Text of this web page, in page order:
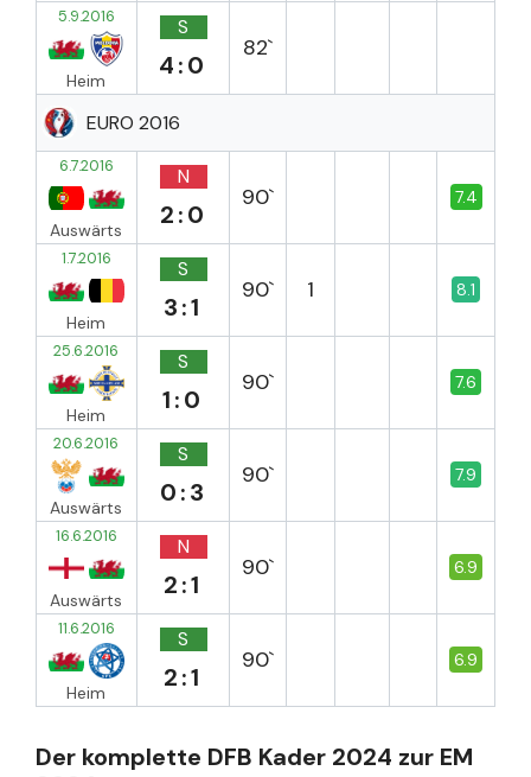
5.9.2016
Heim
S
4:0
82`
EURO 2016
6.7.2016
Auswärts
N
2:0
90` 7.4
1.7.2016
Heim
S
3:1
90` 1 8.1
25.6.2016
Heim
S
1:0
90` 7.6
20.6.2016
Auswärts
S
0:3
90` 7.9
16.6.2016
Auswärts
N
2:1
90` 6.9
11.6.2016
Heim
S
2:1
90` 6.9
Der komplette DFB Kader 2024 zur EM